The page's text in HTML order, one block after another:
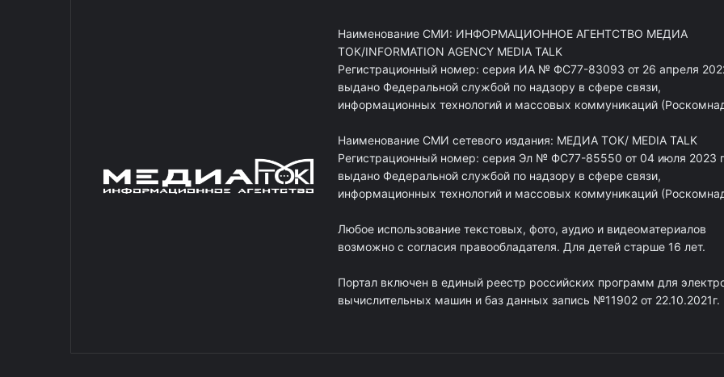
Наименование СМИ: ИНФОРМАЦИОННОЕ АГЕНТСТВО МЕДИА
ТОК/INFORMATION AGENCY MEDIA TALK
Регистрационный номер: серия ИА № ФС77-83093 от 26 апреля
выдано Федеральной службой по надзору в сфере связи,
информационных технологий и массовых коммуникаций
Наименование СМИ сетевого издания: МЕДИА ТОК/ MEDIA TALK
Регистрационный номер: серия Эл № ФС77-85550 от 04 июля 2023
выдано Федеральной службой по надзору в сфере связи,
информационных технологий и массовых коммуникаций
Любое использование текстовых, фото, аудио и видеоматериалов
возможно с согласия правообладателя. Для детей старше 16 лет.
Портал включен в единый реестр российских программ для
вычислительных машин и баз данных запись №11902 от 22.10.2021г.